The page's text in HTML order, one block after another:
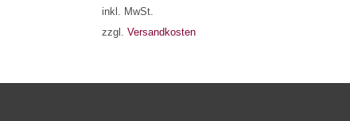
inkl. MwSt.
zzgl. Versandkosten